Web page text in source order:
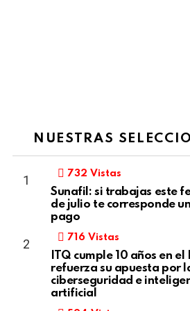
NUESTRAS
732 Vistas
Sunafil: si trabajas este
de julio te corresponde
pago
716 Vistas
ITQ cumple 10 años en el
refuerza su apuesta por
ciberseguridad e
artificial